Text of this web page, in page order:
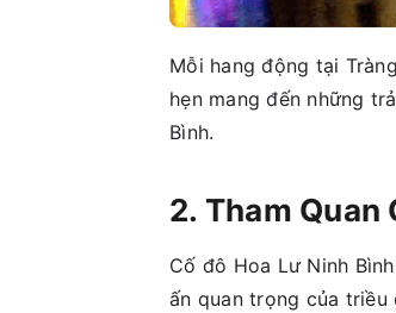
Mỗi hang động tại
hẹn mang đến những
Bình.
2. Tham Quan
Cố đô Hoa Lư Ninh
ấn quan trọng của triều